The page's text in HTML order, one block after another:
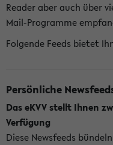
Reader aber auch über
Mail-Programme
Folgende Feeds bietet
Persönliche
Das eKVV stellt Ihnen
Verfügung
Diese Newsfeeds